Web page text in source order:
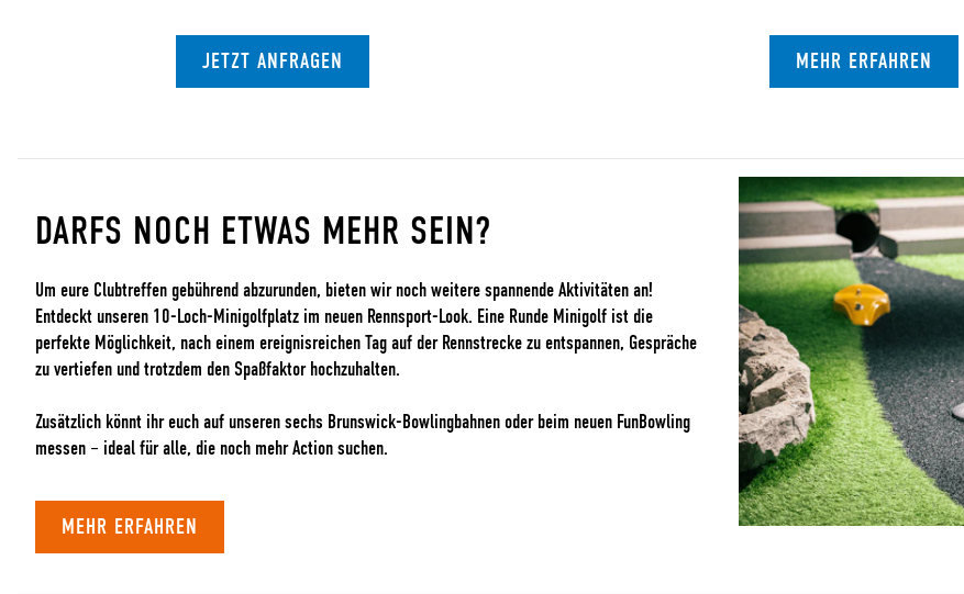
JETZT ANFRAGEN MEHR ERFAHREN
DARFS NOCH ETWAS MEHR SEIN?
Um eure Clubtreffen gebührend abzurunden, bieten wir noch weitere spannende Aktivitäten an!
Entdeckt unseren 10-Loch-Minigolfplatz im neuen Rennsport-Look. Eine Runde Minigolf ist die
perfekte Möglichkeit, nach einem ereignisreichen Tag auf der Rennstrecke zu entspannen, Gespräche
zu vertiefen und trotzdem den Spaßfaktor hochzuhalten.
Zusätzlich könnt ihr euch auf unseren sechs Brunswick-Bowlingbahnen oder beim neuen FunBowling
messen – ideal für alle, die noch mehr Action suchen.
MEHR ERFAHREN